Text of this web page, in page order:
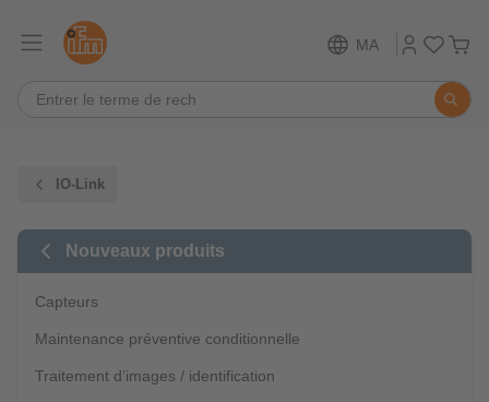
MA
IO-Link
Nouveaux produits
Capteurs
Maintenance préventive conditionnelle
Traitement d’images / identification